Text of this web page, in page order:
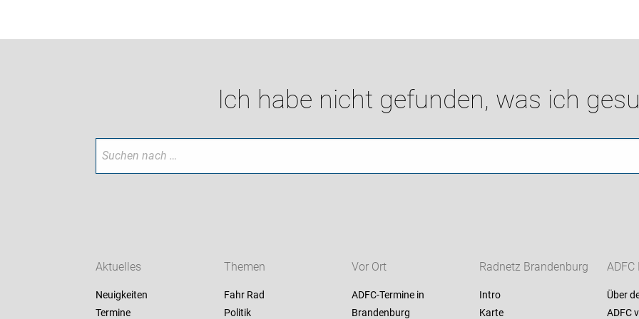
Ich habe nicht gefunden, was ich
Aktuelles
Neuigkeiten
Termine
Themen
Fahr Rad
Politik
Vor Ort
ADFC-Termine in
Brandenburg
Radnetz Brandenburg
Intro
Karte
Über
ADFC